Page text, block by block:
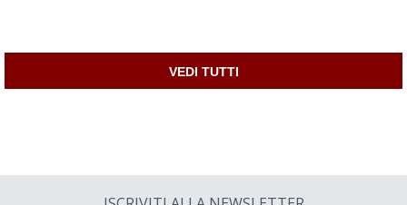
VEDI TUTTI